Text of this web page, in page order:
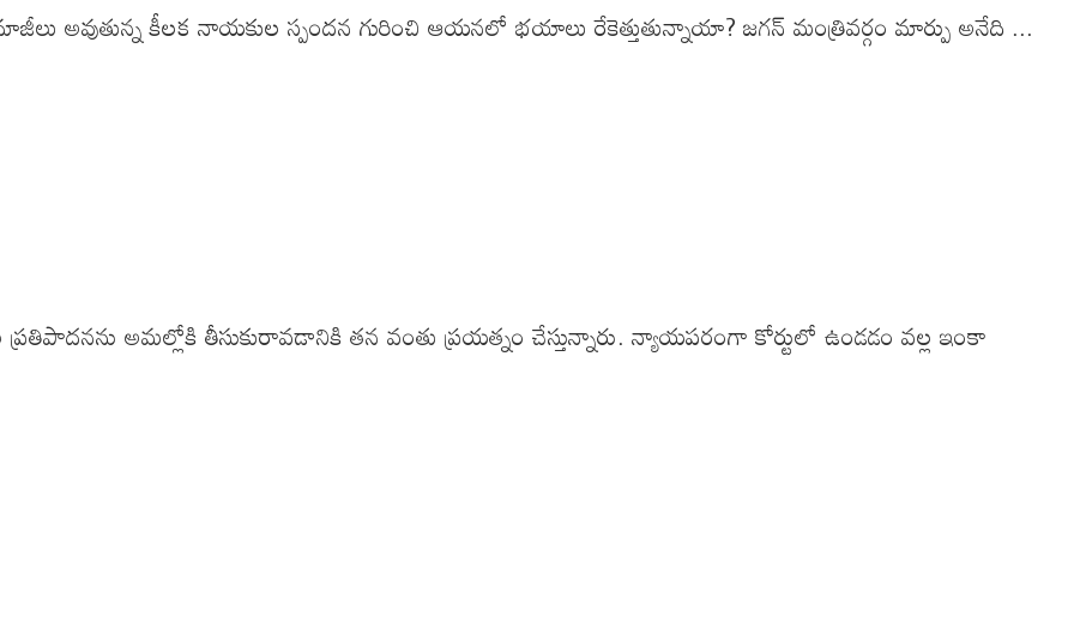
అవుతున్న కీలక నాయకుల స్పందన గురించి ఆయనలో భయాలు రేకెత్తుతున్నాయా? జగన్ మంత్రివర్గం మార్పు అనేది ...
అమల్లోకి తీసుకురావడానికి తన వంతు ప్రయత్నం చేస్తున్నారు. న్యాయపరంగా కోర్టులో ఉండడం వల్ల ఇంకా